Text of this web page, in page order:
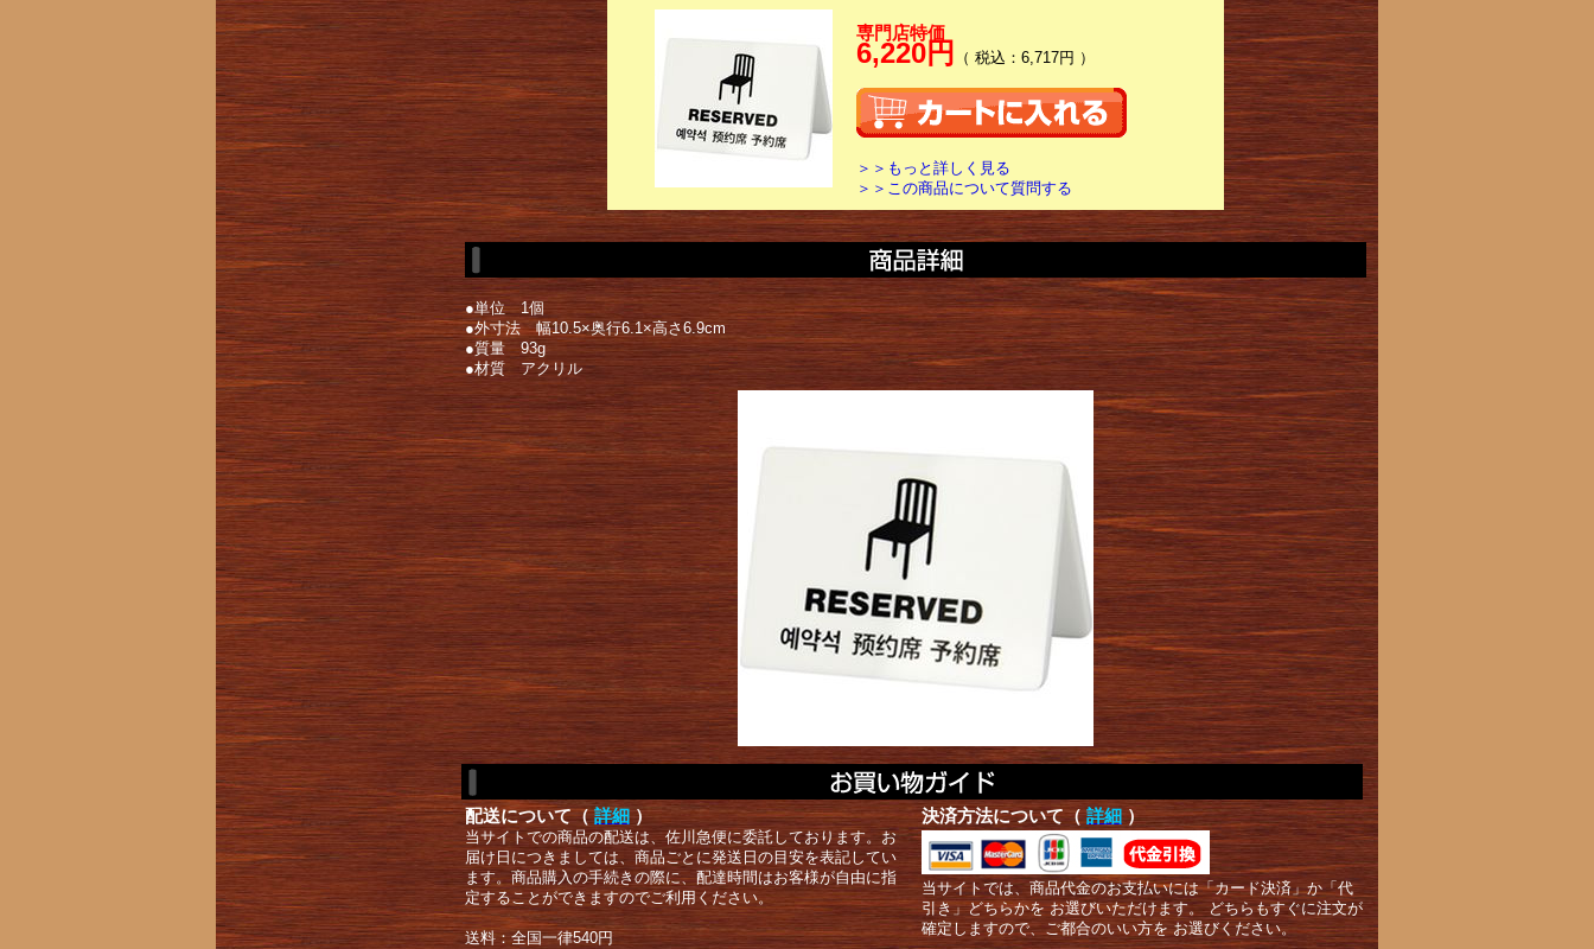
専門店特価
6,220円 （ 税込：6,717円 ）
＞＞もっと詳しく見る
＞＞この商品について質問する
●単位 1個
●外寸法 幅10.5×奥行6.1×高さ6.9cm
●質量 93g
●材質 アクリル
配送について（ 詳細 ）
当サイトでの商品の配送は、佐川急便に委託しております。お
届け日につきましては、商品ごとに発送日の目安を表記してい
ます。商品購入の手続きの際に、配達時間はお客様が自由に指
定することができますのでご利用ください。
送料：全国一律540円
決済方法について（ 詳細 ）
当サイトでは、商品代金のお支払いには「カード決済」か「代
引き」どちらかを お選びいただけます。 どちらもすぐに注文が
確定しますので、ご都合のいい方を お選びください。